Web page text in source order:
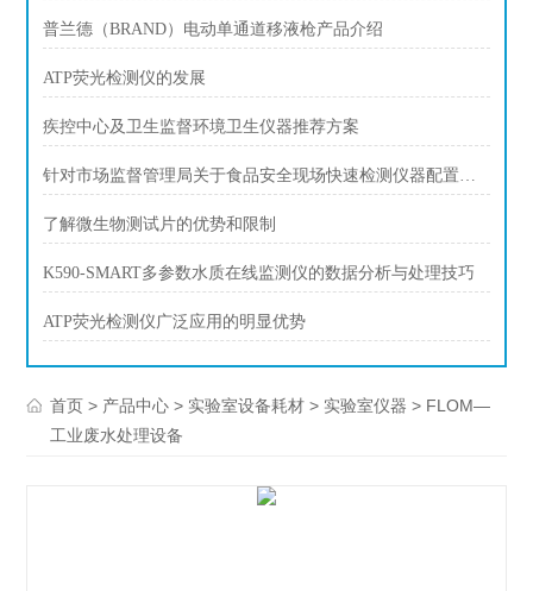
普兰德（BRAND）电动单通道移液枪产品介绍
ATP荧光检测仪的发展
疾控中心及卫生监督环境卫生仪器推荐方案
针对市场监督管理局关于食品安全现场快速检测仪器配置方案
了解微生物测试片的优势和限制
K590-SMART多参数水质在线监测仪的数据分析与处理技巧
ATP荧光检测仪广泛应用的明显优势
首页 > 产品中心 > 实验室设备耗材 > 实验室仪器 > FLOM—
工业废水处理设备